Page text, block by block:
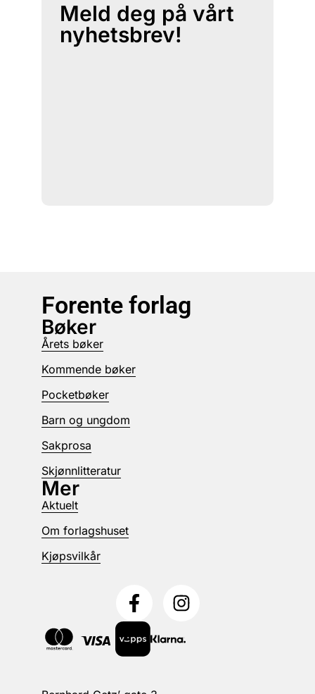
Meld deg på vårt
nyhetsbrev!
Forente forlag
Bøker
Årets bøker
Kommende bøker
Pocketbøker
Barn og ungdom
Sakprosa
Skjønnlitteratur
Mer
Aktuelt
Om forlagshuset
Kjøpsvilkår